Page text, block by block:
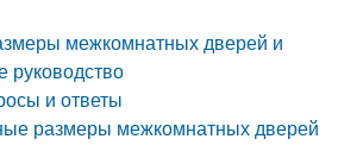
межкомнатных дверей и
руководство
и ответы
размеры межкомнатных дверей